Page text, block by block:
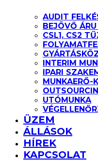
AUDIT
BEJÖVŐ
CSL1, CS2
INTERIM
IPARI
MUNKAERŐ-
UTÓMUNKA
ÜZEM
ÁLLÁSOK
HÍREK
KAPCSOLAT